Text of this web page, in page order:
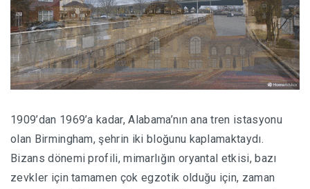
1909’dan 1969’a kadar, Alabama’nın ana tren istasyonu
olan Birmingham, şehrin iki bloğunu kaplamaktaydı.
Bizans dönemi profili, mimarlığın oryantal etkisi, bazı
zevkler için tamamen çok egzotik olduğu için, zaman